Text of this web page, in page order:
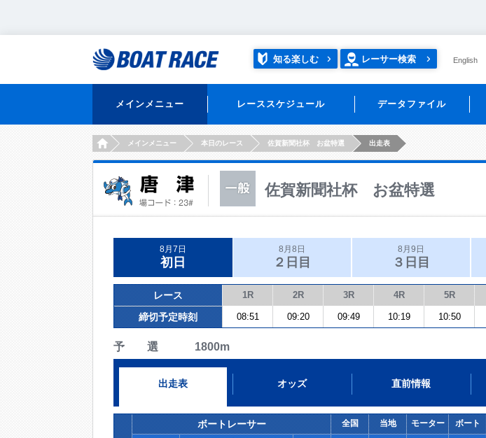
知る楽しむ レーサー検索 English
メインメニュー レーススケジュール データファイル
HOMEメインメニュー 本日のレース 佐賀新聞社杯 お盆特選 出走表
佐賀新聞社杯 お盆特選
8月7日
初日
8月8日
２日目
8月9日
３日目
レース 1R 2R 3R 4R 5R
締切予定時刻 08:51 09:20 09:49 10:19 10:50
予 選 1800m
出走表 オッズ 直前情報
ボートレーサー 全国 当地 モーター ボート